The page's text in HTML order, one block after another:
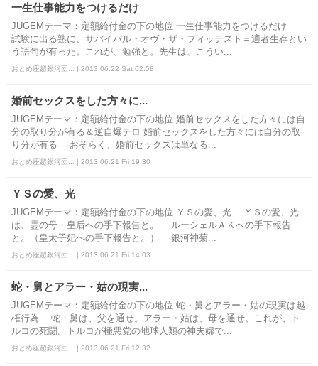
一生仕事能力をつけるだけ
JUGEMテーマ：定額給付金の下の地位 一生仕事能力をつけるだけ
試験に出る熟に、サバイバル・オヴ・ザ・フィッテスト＝適者生存とい
う語句が有った。これが、勉強と。先生は、こうい...
おとめ座超銀河団... | 2013.06.22 Sat 02:58
婚前セックスをした方々に...
JUGEMテーマ：定額給付金の下の地位 婚前セックスをした方々には自
分の取り分が有る＆逆自爆テロ 婚前セックスをした方々には自分の取
り分が有る おそらく、婚前セックスは単なる...
おとめ座超銀河団... | 2013.06.21 Fri 19:30
ＹＳの愛、光
JUGEMテーマ：定額給付金の下の地位 ＹＳの愛、光 ＹＳの愛、光
は、霊の母・皇后への手下報告と。 ルーシェルＡＫへの手下報告
と。（皇太子妃への手下報告と。） 銀河神菊...
おとめ座超銀河団... | 2013.06.21 Fri 14:03
蛇・舅とアラー・姑の現実...
JUGEMテーマ：定額給付金の下の地位 蛇・舅とアラー・姑の現実は越
権行為 蛇・舅は、父を通せ。アラー・姑は、母を通せ。これが、ト
ルコの死闘。トルコが極悪党の地球人類の神夫婦で...
おとめ座超銀河団... | 2013.06.21 Fri 12:32